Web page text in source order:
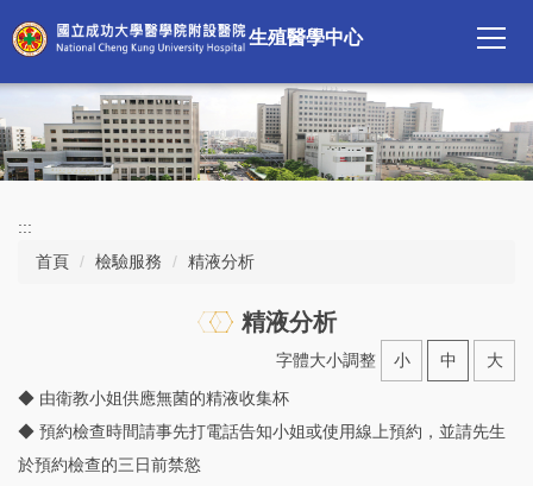
到
要
容
區
生殖醫學中心
:::
首頁
檢驗服務 精液分析
精液分析
字體大小調整 小 中
大
◆ 由衛教小姐供應無菌的精液收集杯
◆ 預約檢查時間請事先打電話告知小姐或使用線上預約，並請先生
於預約檢查的三日前禁慾